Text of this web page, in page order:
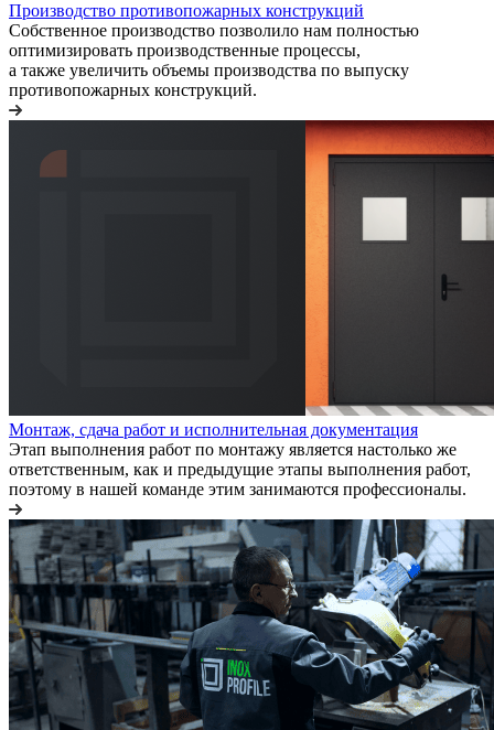
Производство противопожарных конструкций
Собственное производство позволило нам полностью
оптимизировать производственные процессы,
а также увеличить объемы производства по выпуску
противопожарных конструкций.
Монтаж, сдача работ и исполнительная документация
Этап выполнения работ по монтажу является настолько же
ответственным, как и предыдущие этапы выполнения работ,
поэтому в нашей команде этим занимаются профессионалы.